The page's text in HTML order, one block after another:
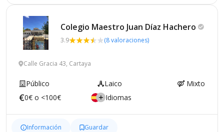
Colegio Maestro Juan Díaz Hachero
3.9 (8 valoraciones)
Calle Gracia 43, Cartaya
Público Laico
Mixto
0€ o <100€
Idiomas
Información Guardar